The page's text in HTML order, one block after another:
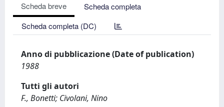
Scheda breve
Scheda completa
Scheda completa (DC)
Anno di pubblicazione (Date of publication)
1988
Tutti gli autori
F., Bonetti; Civolani, Nino